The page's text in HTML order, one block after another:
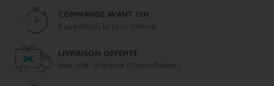
COMMANDE AVANT 15H
Expédition le jour même
LIVRAISON OFFERTE
dès 60€ d'achat (Point Relais)